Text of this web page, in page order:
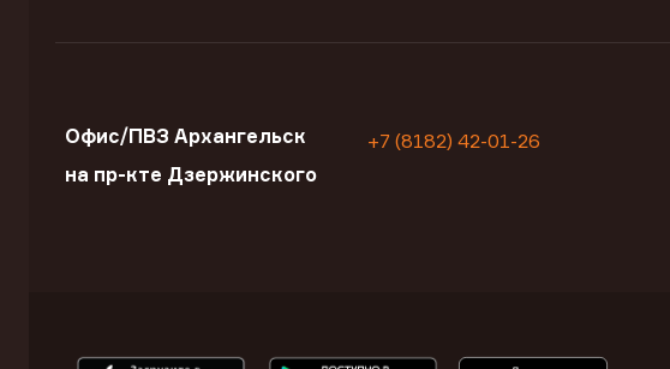
Офис/ПВЗ Архангельск
на пр-кте Дзержинского
+7 (8182) 42-01-26